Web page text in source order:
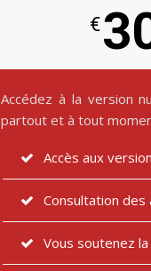
€
Accédez à la version
partout et à tout
Accès aux
Consultation des
Vous soutenez